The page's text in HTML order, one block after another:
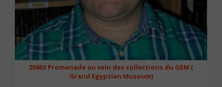
20603 Promenade au sein des collections du GEM (
Grand Egyptian Museum)